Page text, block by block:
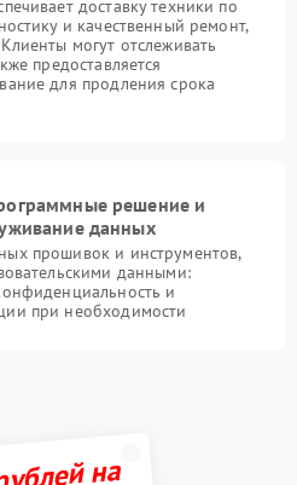
доставку техники по
и качественный ремонт,
могут отслеживать
предоставляется
для продления срока
решение и
данных
прошивок и инструментов,
данными:
и
при необходимости